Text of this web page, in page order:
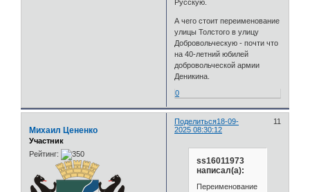
Русскую.
А чего стоит переименование
улицы Толстого в улицу
Добровольческую - почти что
на 40-летний юбилей
добровольческой армии
Деникина.
0
Поделиться 11
18-09-
2025 08:30:12
Михаил Цененко
Участник
Рейтинг:
ss16011973
написал(а):
Переименование